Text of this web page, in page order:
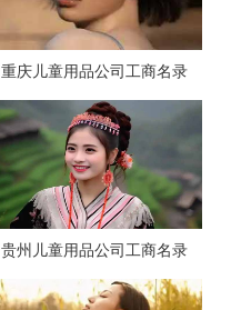
重庆儿童用品公司工商名录
贵州儿童用品公司工商名录